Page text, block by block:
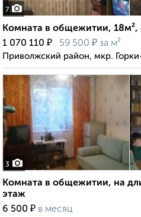
7
Комната в общежитии, 18м²,
1 070 110 ₽ 59 500 ₽ за м²
Приволжский район, мкр.
3
Комната в общежитии, на
этаж
6 500 ₽ в месяц